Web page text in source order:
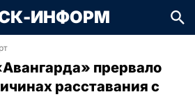
ИНФОРМ
прервало
расставания с